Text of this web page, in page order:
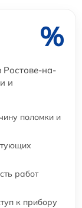
%
Ростове-на-
и
поломки и
работ
к прибору